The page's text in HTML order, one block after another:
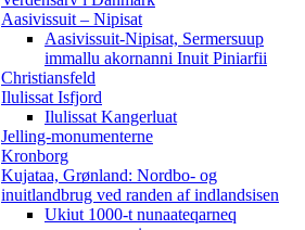
Aasivissuit – Nipisat
Aasivissuit-Nipisat, Sermersuup
immallu akornanni Inuit Piniarfii
Christiansfeld
Ilulissat Isfjord
Ilulissat Kangerluat
Jelling-monumenterne
Kronborg
Kujataa, Grønland: Nordbo- og
inuitlandbrug ved randen af indlandsisen
Ukiut 1000-t nunaateqarneq